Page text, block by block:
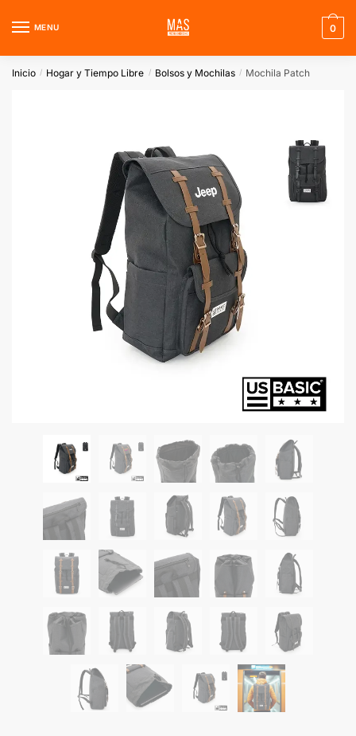
MENU 0
Inicio / Hogar y Tiempo Libre / Bolsos y Mochilas / Mochila Patch